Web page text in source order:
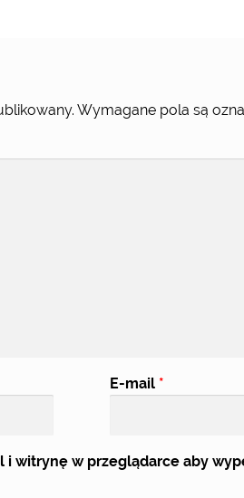
Wymagane pola są
E-mail *
i witrynę w przeglądarce aby